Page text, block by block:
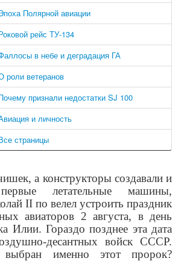
Полярной авиации
рейс ТУ-134
в небе и деградация ГА
роли ветеранов
признали недостатки SJ 100
и личность
страницы
а кон­структоры создавали и
летательные ма­шины,
II по­ велел устроить праздник
авиаторов 2 августа, в день
Илии. Гораздо позднее эта дата
десантных войск СССР.
именно этот пророк?